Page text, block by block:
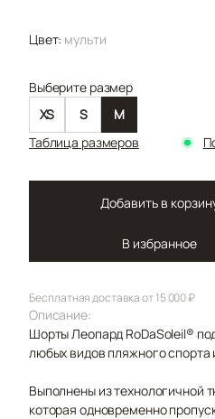
Цвет: мульти
Выберите размер
XS
S
M
Таблица размеров
Добавить в
В избранное
Бесплатная доставка от 15 000 ₽
Описание:
Шорты Леопард RoDaSoleil®️
любых видов пляжного спорта
Выполнены из технологичной
которая одновременно